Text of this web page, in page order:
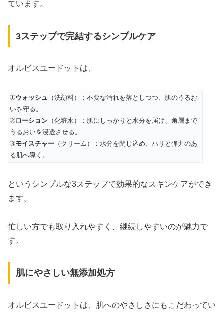
ています。
3ステップで完結するシンプルケア
オルビスユードットは、
➀ウォッシュ （洗顔料）：不要な汚れを落としつつ、肌のうるお
いを守る。
➁ローション （化粧水）：肌にしっかりと水分を届け、角層まで
うるおいを浸透させる。
➂モイスチャー （クリーム）：水分を閉じ込め、ハリと弾力のあ
る肌へ導く。
というシンプルな3ステップで効果的なスキンケアができ
ます。
忙しい方でも取り入れやすく、継続しやすいのが魅力で
す。
肌にやさしい無添加処方
オルビスユードットは、肌へのやさしさにもこだわってい